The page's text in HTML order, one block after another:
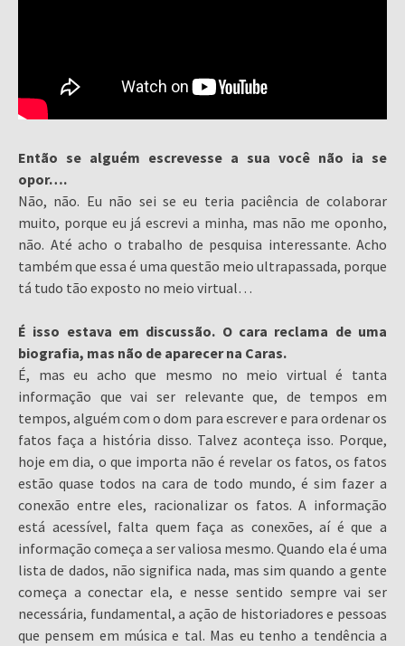
Então se alguém escrevesse a sua você não ia se
opor….
Não, não. Eu não sei se eu teria paciência de colaborar
muito, porque eu já escrevi a minha, mas não me oponho,
não. Até acho o trabalho de pesquisa interessante. Acho
também que essa é uma questão meio ultrapassada, porque
tá tudo tão exposto no meio virtual…
É isso estava em discussão. O cara reclama de uma
biografia, mas não de aparecer na Caras.
É, mas eu acho que mesmo no meio virtual é tanta
informação que vai ser relevante que, de tempos em
tempos, alguém com o dom para escrever e para ordenar os
fatos faça a história disso. Talvez aconteça isso. Porque,
hoje em dia, o que importa não é revelar os fatos, os fatos
estão quase todos na cara de todo mundo, é sim fazer a
conexão entre eles, racionalizar os fatos. A informação
está acessível, falta quem faça as conexões, aí é que a
informação começa a ser valiosa mesmo. Quando ela é uma
lista de dados, não significa nada, mas sim quando a gente
começa a conectar ela, e nesse sentido sempre vai ser
necessária, fundamental, a ação de historiadores e pessoas
que pensem em música e tal. Mas eu tenho a tendência a